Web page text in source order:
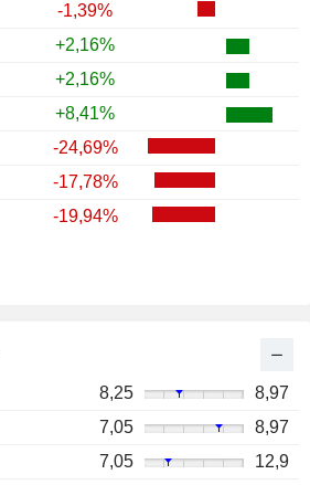
-1,39%
+2,16%
+2,16%
+8,41%
-24,69%
-17,78%
-19,94%
8,25
8,97
7,05
8,97
7,05
12,9